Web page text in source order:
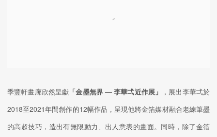
季豐軒畫廊欣然呈獻 「金墨無界 — 李華弌近作展」
，展出李華弌於
2018至2021年間創作的12幅作品，呈現他將金箔媒材融合老練筆墨
的高超技巧，造出有無限動力、出人意表的畫面。同時，除了金箔